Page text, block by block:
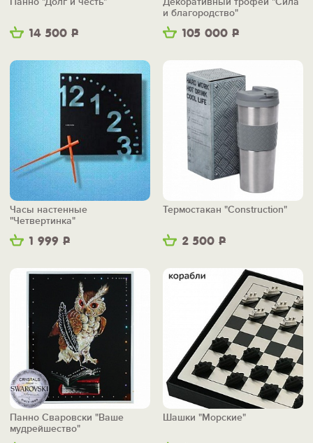
14 500 Р 105 000 Р
и благородство"
1 999 Р
Часы настенные
"Четвертинка"
2 500 Р
Термостакан "Construction"
Панно Сваровски "Ваше
мудрейшество"
Шашки "Морские"